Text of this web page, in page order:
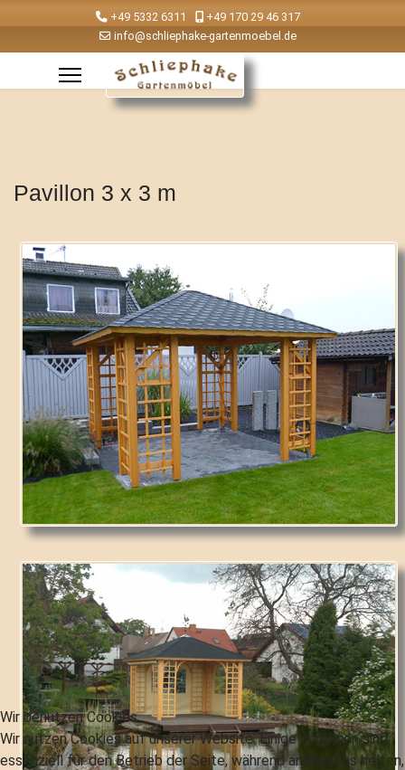
+49 5332 6311
+49 170 29 46 317
info@schliephake-gartenmoebel.de
Pavillon 3 x 3 m
Wir benutzen Cookies
Wir nutzen Cookies auf unserer Website. Einige von ihnen sind
essenziell für den Betrieb der Seite, während andere uns helfen,